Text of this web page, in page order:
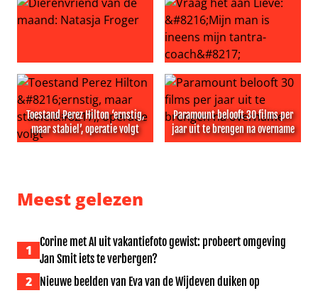
Dierenvriend van de maand: Natasja Froger
Vraag het aan Lieve: ‘Mijn
Toestand Perez Hilton ‘ernstig,
maar stabiel’, operatie volgt
Paramount belooft 30 films per
jaar uit te brengen na overname
Meest gelezen
1
Corine met AI uit vakantiefoto gewist: probeert omgeving
Jan Smit iets te verbergen?
2 Nieuwe beelden van Eva van de Wijdeven duiken op